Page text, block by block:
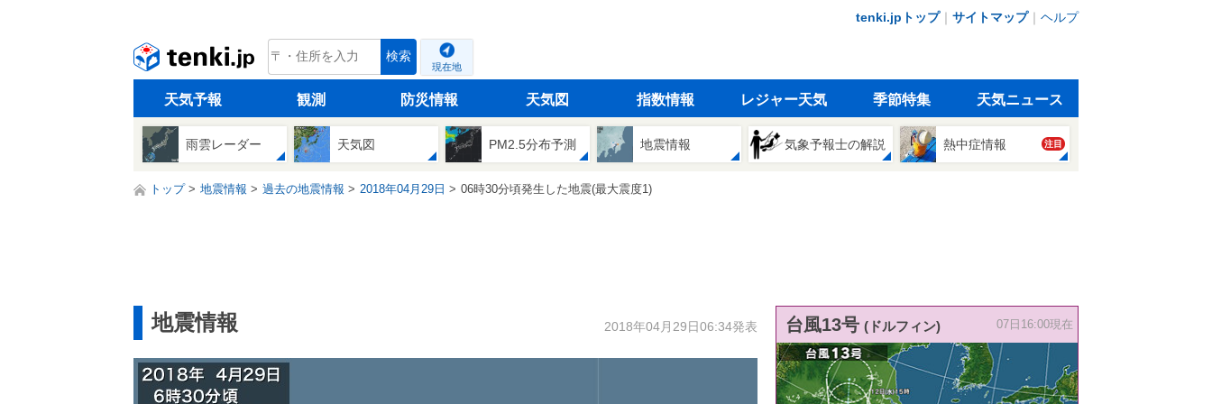
tenki.jpトップ｜ サイトマップ｜ ヘルプ
tenki.jp 検索
現在地
天気予報 観測 防災情報 天気図 指数情報 レジャー天気 季節特集 天気ニュース
雨雲レーダー 天気図 PM2.5分布予測 地震情報 気象予報士の解説 熱中症情報 注目
トップ 地震情報 過去の地震情報 2018年04月29日 06時30分頃発生した地震(最大震度1)
地震情報 2018年04月29日06:34発表 台風13号 (ドルフィン) 07日16:00現在